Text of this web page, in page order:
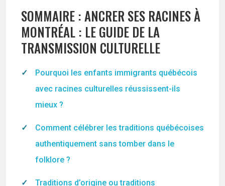
SOMMAIRE : ANCRER SES RACINES À
MONTRÉAL : LE GUIDE DE LA
TRANSMISSION CULTURELLE
Pourquoi les enfants immigrants québécois
avec racines culturelles réussissent-ils
mieux ?
Comment célébrer les traditions québécoises
authentiquement sans tomber dans le
folklore ?
Traditions d’origine ou traditions